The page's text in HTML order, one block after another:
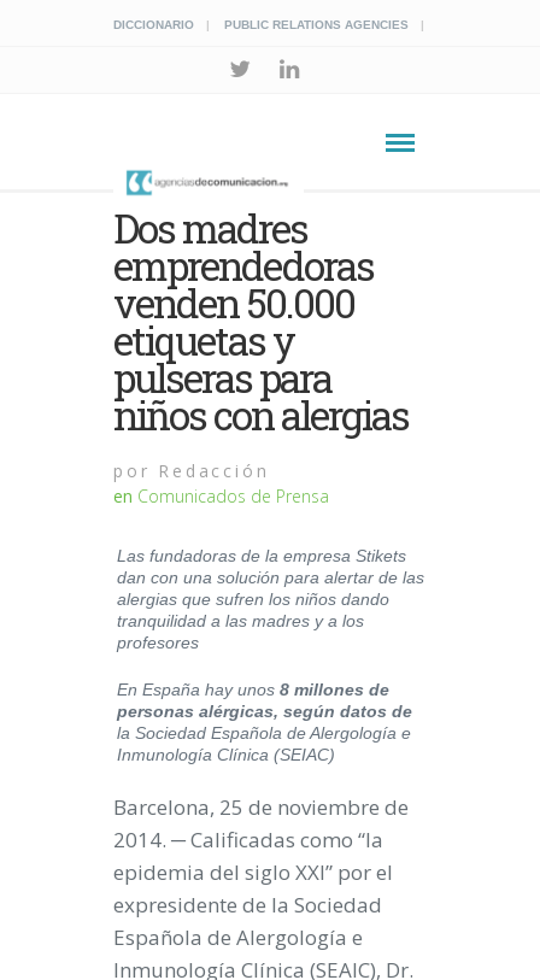
DICCIONARIO PUBLIC RELATIONS AGENCIES
Dos madres
emprendedoras
venden 50.000
etiquetas y
pulseras para
niños con alergias
por Redacción
en Comunicados de Prensa
Las fundadoras de la empresa Stikets
dan con una solución para alertar de las
alergias que sufren los niños dando
tranquilidad a las madres y a los
profesores
En España hay unos 8 millones de
personas alérgicas, según datos de
la Sociedad Española de Alergología e
Inmunología Clínica (SEIAC)
Barcelona, 25 de noviembre de
2014. ─Calificadas como “la
epidemia del siglo XXI” por el
expresidente de la Sociedad
Española de Alergología e
Inmunología Clínica (SEAIC), Dr.